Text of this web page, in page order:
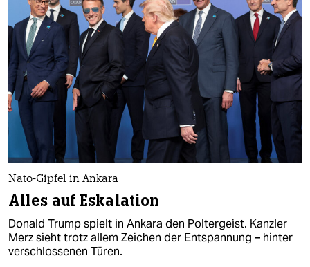
Nato-Gipfel in Ankara
Alles auf Eskalation
Donald Trump spielt in Ankara den Poltergeist. Kanzler
Merz sieht trotz allem Zeichen der Entspannung – hinter
verschlossenen Türen.